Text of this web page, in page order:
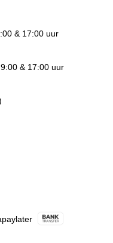
& 17:00 uur
& 17:00 uur